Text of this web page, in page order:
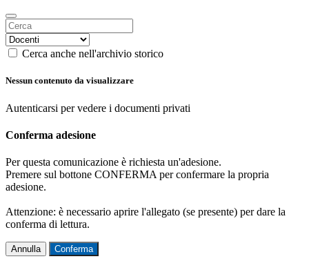
Cerca anche nell'archivio storico
Nessun contenuto da visualizzare
Autenticarsi per vedere i documenti privati
Conferma adesione
Per questa comunicazione è richiesta un'adesione.
Premere sul bottone CONFERMA per confermare la propria
adesione.
Attenzione: è necessario aprire l'allegato (se presente) per dare la
conferma di lettura.
Annulla Conferma